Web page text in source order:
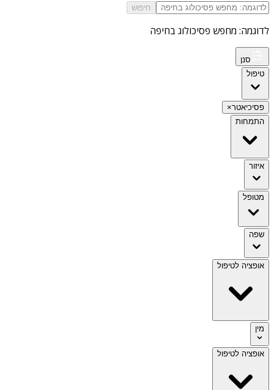
חיפוש
לדוגמה: מחפש פסיכולוג בחיפה
סנן
טיפול
פסיכיאטר×
התמחות
איזור
מטופל
שפה
אופציה לטיפול
מין
אופציה לטיפול